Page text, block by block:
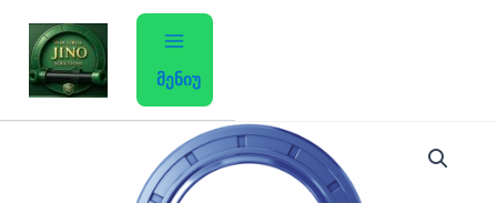
content
მენიუ